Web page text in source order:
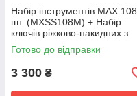
Набір інструментів MAX 108
шт. (MXSS108M) + Набір
ключів ріжково-накидних з
тріскачкою LEX 12 шт.
(LEX1219)
Готово до відправки
3 300 ₴